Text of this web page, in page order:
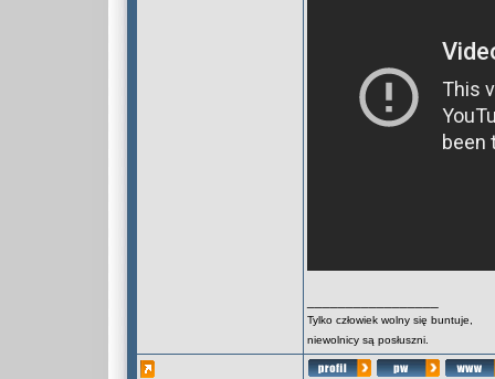
Tylko człowiek wolny się buntuje,
niewolnicy są posłuszni.